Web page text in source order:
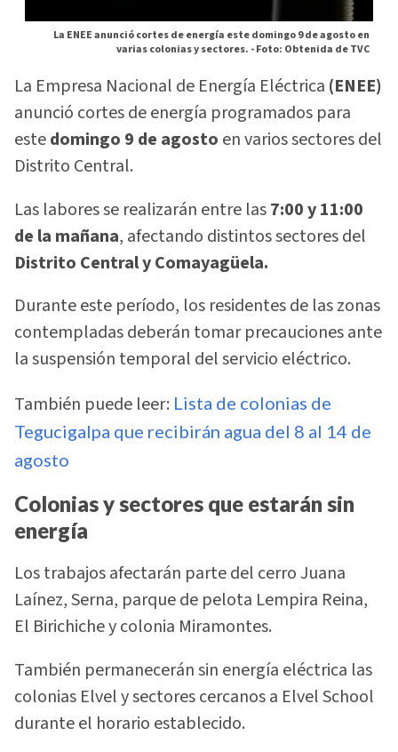
La ENEE anunció cortes de energía este domingo 9 de agosto en
varias colonias y sectores. -Foto: Obtenida de TVC
La Empresa Nacional de Energía Eléctrica (ENEE)
anunció cortes de energía programados para
estedomingo 9 de agosto en varios sectores del
Distrito Central.
Las labores se realizarán entre las7:00 y 11:00
de la mañana, afectando distintos sectores del
Distrito Central y Comayagüela.
Durante este período, los residentes de las zonas
contempladas deberán tomar precauciones ante
la suspensión temporal del servicio eléctrico.
También puede leer: Lista de colonias de
Tegucigalpa que recibirán agua del 8 al 14 de
agosto
Colonias y sectores que estarán sin
energía
Los trabajos afectarán parte del cerro Juana
Laínez, Serna, parque de pelota Lempira Reina,
El Birichiche y colonia Miramontes.
También permanecerán sin energía eléctrica las
colonias Elvel y sectores cercanos a Elvel School
durante el horario establecido.